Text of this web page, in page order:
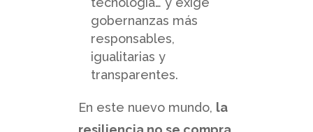
gobernanzas más
responsables,
igualitarias y
transparentes.
En este nuevo mundo, la